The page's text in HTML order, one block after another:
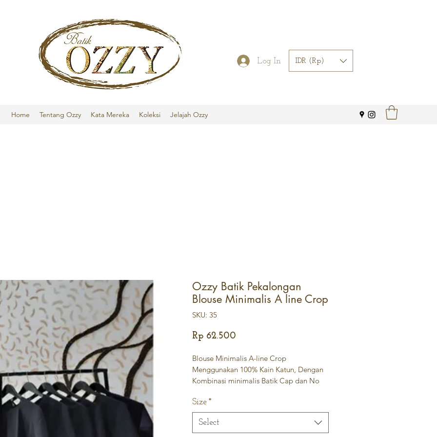
Log In IDR (Rp)
Home Tentang Ozzy Kata Mereka Koleksi Jelajah Ozzy
Ozzy Batik Pekalongan
Blouse Minimalis A line Crop
SKU: 35
Rp 62.500
Blouse Minimalis A-line Crop
Menggunakan 100% Kain Katun, Dengan
Kombinasi minimalis Batik Cap dan No
Ukuran M
LD:96
Size *
Select